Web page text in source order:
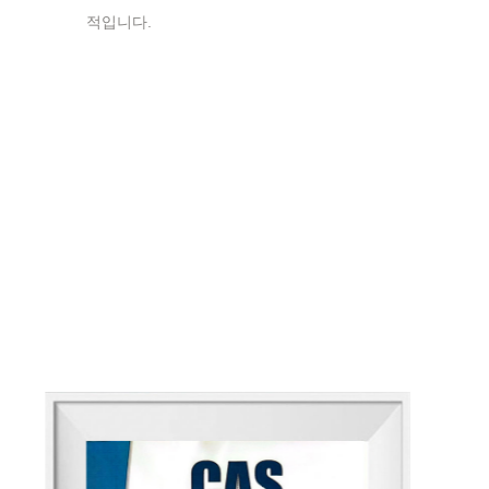
적입니다.